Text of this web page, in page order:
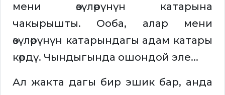
мени өзүлөрүнүн катарына
чакырышты. Ооба, алар мени
өзүлөрүнүн катарындагы адам катары
көрдү. Чындыгында ошондой эле...
Ал жакта дагы бир эшик бар, анда